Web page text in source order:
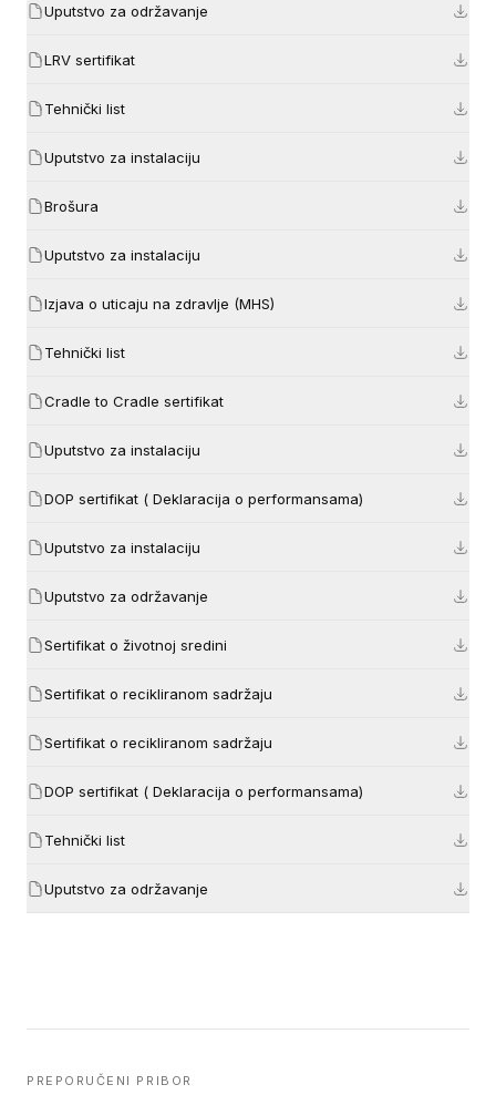
Uputstvo za održavanje
LRV sertifikat
Tehnički list
Uputstvo za instalaciju
Brošura
Uputstvo za instalaciju
Izjava o uticaju na zdravlje (MHS)
Tehnički list
Cradle to Cradle sertifikat
Uputstvo za instalaciju
DOP sertifikat ( Deklaracija o performansama)
Uputstvo za instalaciju
Uputstvo za održavanje
Sertifikat o životnoj sredini
Sertifikat o recikliranom sadržaju
Sertifikat o recikliranom sadržaju
DOP sertifikat ( Deklaracija o performansama)
Tehnički list
Uputstvo za održavanje
PREPORUČENI PRIBOR